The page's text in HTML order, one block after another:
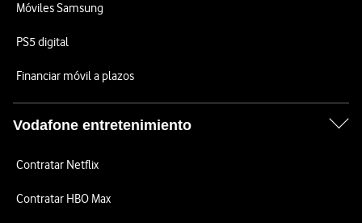
Móviles Samsung
PS5 digital
Financiar móvil a plazos
Vodafone entretenimiento
Contratar Netflix
Contratar HBO Max